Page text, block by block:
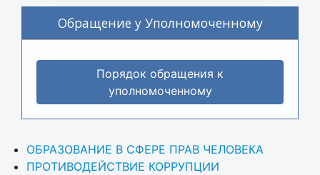
Обращение у Уполномоченному
Порядок обращения к
уполномоченному
ОБРАЗОВАНИЕ В СФЕРЕ ПРАВ ЧЕЛОВЕКА
ПРОТИВОДЕЙСТВИЕ КОРРУПЦИИ